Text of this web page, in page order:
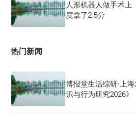
人形机器人做手术上
度拿了2.5分
热门新闻
博报堂生活综研·上
识与行为研究2026》